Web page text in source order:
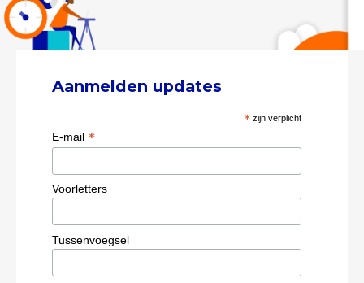
Aanmelden updates
* zijn verplicht
E-mail *
Voorletters
Tussenvoegsel